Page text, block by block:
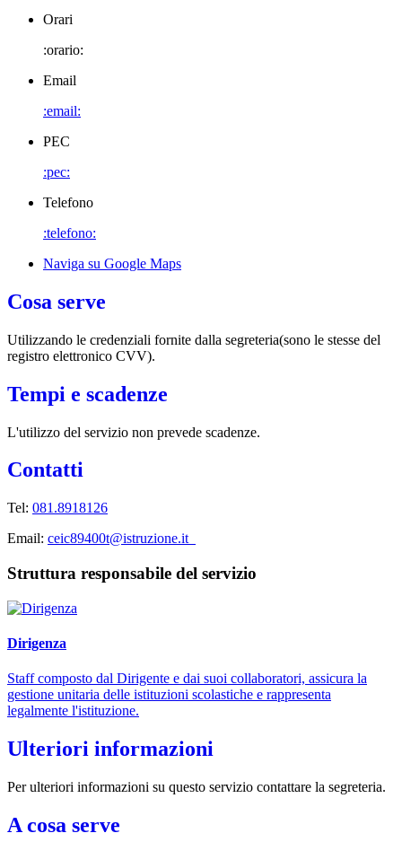
Orari
:orario:
Email
:email:
PEC
:pec:
Telefono
:telefono:
Naviga su Google Maps
Cosa serve
Utilizzando le credenziali fornite dalla segreteria(sono le stesse del
registro elettronico CVV).
Tempi e scadenze
L'utilizzo del servizio non prevede scadenze.
Contatti
Tel: 081.8918126
Email: ceic89400t@istruzione.it
Struttura responsabile del servizio
Dirigenza
Staff composto dal Dirigente e dai suoi collaboratori, assicura la
gestione unitaria delle istituzioni scolastiche e rappresenta
legalmente l'istituzione.
Ulteriori informazioni
Per ulteriori informazioni su questo servizio contattare la segreteria.
A cosa serve